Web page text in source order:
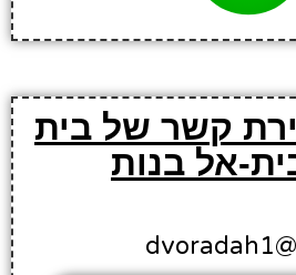
קשר של בית
אל בנות